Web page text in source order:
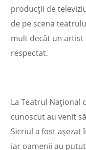
producții de
de pe scena
mult decât un
respectat.
La Teatrul Național
cunoscut au venit
Sicriul a fost
iar oamenii au